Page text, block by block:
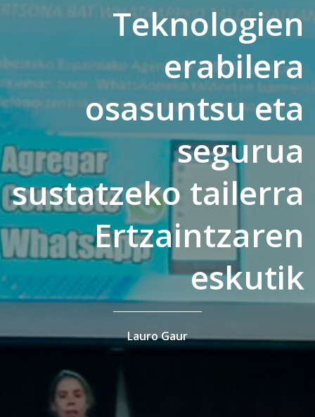
Teknologien
erabilera
osasuntsu eta
segurua
sustatzeko tailerra
Ertzaintzaren
eskutik
Lauro Gaur